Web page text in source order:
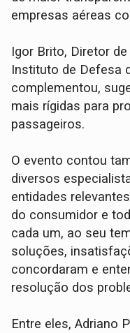
empresas aéreas
Igor Brito, Diretor
Instituto de Defesa
complementou,
mais rígidas para
passageiros.
O evento contou
diversos
entidades
do consumidor e
cada um, ao seu
soluções,
concordaram e
resolução dos
Entre eles, Adriano